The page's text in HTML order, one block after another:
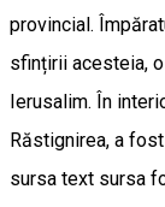
provincial.
sfințirii acesteia,
Ierusalim. În
Răstignirea, a
sursa text sursa